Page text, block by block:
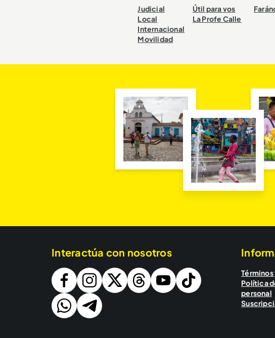
Judicial
Local
Internacional
Movilidad
Útil para vos
La Profe Calle
Interactúa con nosotros
Política
personal